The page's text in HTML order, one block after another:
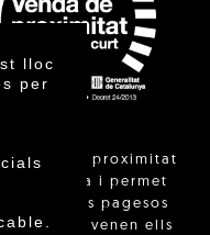
lloc
per
venda de proximitat
regulada i permet
els pagesos
que venen ells